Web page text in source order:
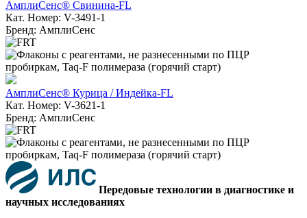
АмплиСенс® Свинина-FL
Кат. Номер: V-3491-1
Бренд: АмплиСенс
АмплиСенс® Курица / Индейка-FL
Кат. Номер: V-3621-1
Бренд: АмплиСенс
Передовые технологии в диагностике и
научных исследованиях